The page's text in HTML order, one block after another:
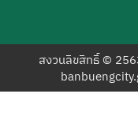
สงวนลิขสิทธิ์ ©